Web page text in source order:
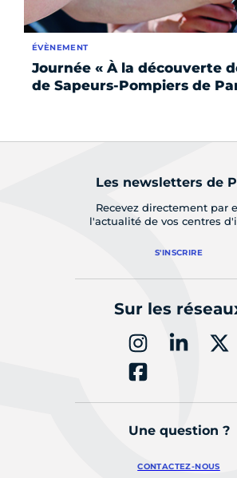
Journée « À la découverte
de Sapeurs-Pompiers de
ÉVÈNEMENT
Les newsletters de
Recevez directement par
l'actualité de vos centres
S'INSCRIRE
Sur les
Une question ?
CONTACTEZ-NOUS